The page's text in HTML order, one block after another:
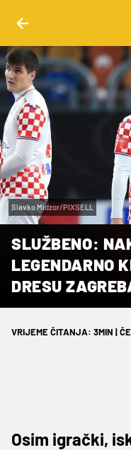
Slavko Midzor/PIXSELL
SLUŽBENO:
LEGENDARNO
DRESU
VRIJEME ČITANJA: 3MIN |
Osim igrački,